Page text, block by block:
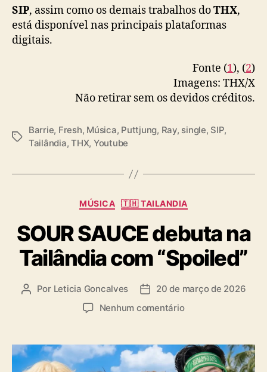
o
SIP, assim como os demais trabalhos doTHX,
está disponível nas principais plataformas
digitais.
Fonte (1), (2)
Imagens: THX/X
Não retirar sem os devidos créditos.
T
s
Barrie, Fresh, Música, Puttjung, Ray, single, SIP,
Tailândia,THX, Youtube
C
t
e
g
o
a
MÚSICA 🇹🇭 TAILANDIA
SOUR SAUCE debuta na
Tailândia com “Spoiled”
A
r
d
o
Por Leticia Goncalves
D
d
e
p
20 de março de 2026
Nenhum comentárioe
O
U